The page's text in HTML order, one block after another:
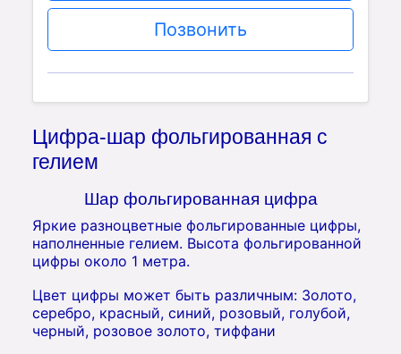
Позвонить
Цифра-шар фольгированная с
гелием
Шар фольгированная цифра
Яркие разноцветные фольгированные цифры,
наполненные гелием. Выcота фольгированной
цифры около 1 метра.
Цвет цифры может быть различным: Золото,
серебро, красный, синий, розовый, голубой,
черный, розовое золото, тиффани